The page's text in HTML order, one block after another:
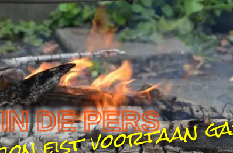
IN DE PERS